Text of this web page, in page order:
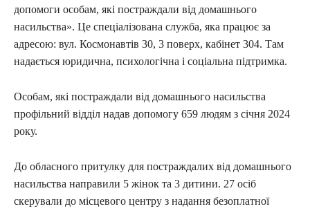
допомоги особам, які постраждали від домашнього
насильства». Це спеціалізована служба, яка працює за
адресою: вул. Космонавтів 30, 3 поверх, кабінет 304. Там
надається юридична, психологічна і соціальна підтримка.
Особам, які постраждали від домашнього насильства
профільний відділ надав допомогу 659 людям з січня 2024
року.
До обласного притулку для постраждалих від домашнього
насильства направили 5 жінок та 3 дитини. 27 осіб
скерували до місцевого центру з надання безоплатної